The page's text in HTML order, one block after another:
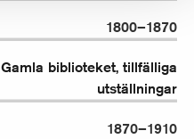
1800–1870
Gamla biblioteket, tillfälliga
utställningar
1870–1910